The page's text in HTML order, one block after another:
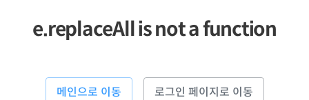
e.replaceAll is not a function
메인으로 이동 로그인 페이지로 이동